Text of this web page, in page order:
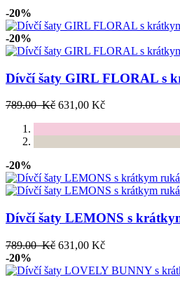
-20%
-20%
Dívčí šaty GIRL FLORAL s
789.00 Kč 631,00 Kč
-20%
Dívčí šaty LEMONS s
789.00 Kč 631,00 Kč
-20%